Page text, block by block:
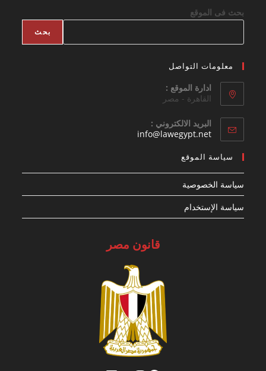
بحث فى الموقع
بحث
معلومات التواصل
ادارة الموقع :
القاهرة - مصر
البريد الالكتروني :
info@lawegypt.net
سياسة الموقع
سياسة الخصوصية
سياسة الإستخدام
قانون مصر